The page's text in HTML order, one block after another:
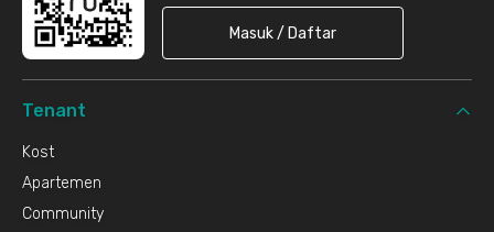
Masuk / Daftar
Tenant
Kost
Apartemen
Community